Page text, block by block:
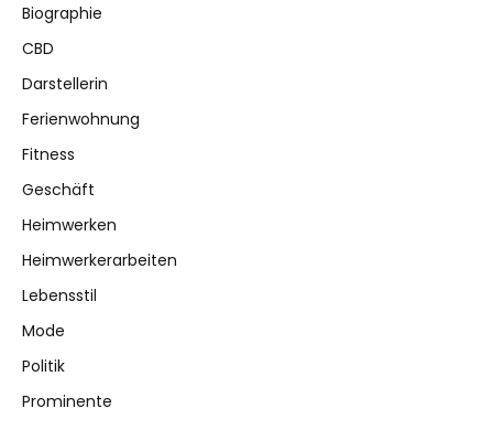
Biographie
CBD
Darstellerin
Ferienwohnung
Fitness
Geschäft
Heimwerken
Heimwerkerarbeiten
Lebensstil
Mode
Politik
Prominente